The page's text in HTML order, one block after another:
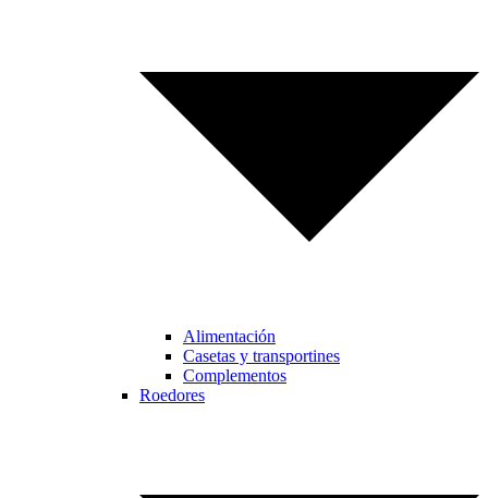
Alimentación
Casetas y transportines
Complementos
Roedores